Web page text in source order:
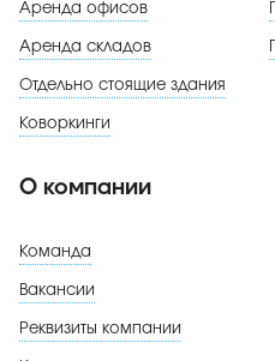
Аренда офисов
Аренда складов
Отдельно стоящие здания
Коворкинги
О компании
Команда
Вакансии
Реквизиты компании